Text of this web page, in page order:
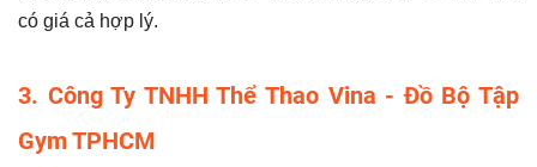
có giá cả hợp lý.
3. Công Ty TNHH Thể Thao Vina - Đồ Bộ Tập
Gym TPHCM